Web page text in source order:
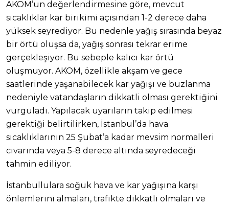
AKOM’un değerlendirmesine göre, mevcut
sıcaklıklar kar birikimi açısından 1-2 derece daha
yüksek seyrediyor. Bu nedenle yağış sırasında beyaz
bir örtü oluşsa da, yağış sonrası tekrar erime
gerçekleşiyor. Bu sebeple kalıcı kar örtü
oluşmuyor. AKOM, özellikle akşam ve gece
saatlerinde yaşanabilecek kar yağışı ve buzlanma
nedeniyle vatandaşların dikkatli olması gerektiğini
vurguladı. Yapılacak uyarıların takip edilmesi
gerektiği belirtilirken, İstanbul’da hava
sıcaklıklarının 25 Şubat’a kadar mevsim normalleri
civarında veya 5-8 derece altında seyredeceği
tahmin ediliyor.
İstanbullulara soğuk hava ve kar yağışına karşı
önlemlerini almaları, trafikte dikkatli olmaları ve